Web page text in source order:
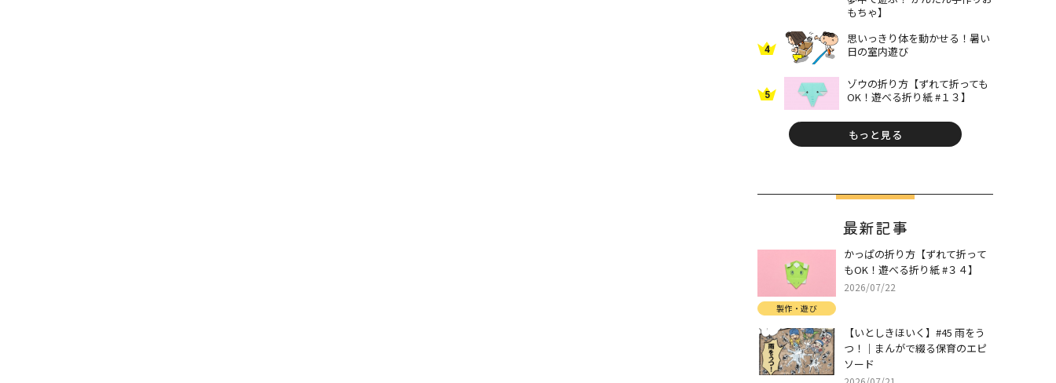
もちゃ】
4
思いっきり体を動かせる！暑い
日の室内遊び
5
ゾウの折り方【ずれて折っても
OK！遊べる折り紙 #１３】
もっと見る
最新記事
かっぱの折り方【ずれて折って
もOK！遊べる折り紙 #３４】
2026/07/22
製作・遊び
【いとしきほいく】#45 雨をう
つ！｜まんがで綴る保育のエピ
ソード